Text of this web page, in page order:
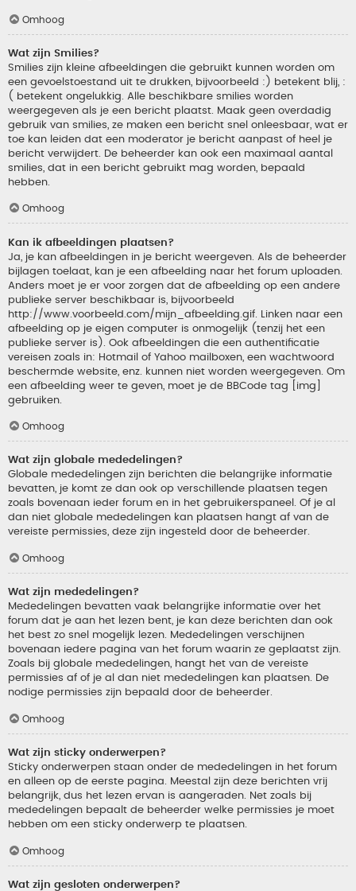
Omhoog
Wat zijn Smilies?
Smilies zijn kleine afbeeldingen die gebruikt kunnen worden om
een gevoelstoestand uit te drukken, bijvoorbeeld :) betekent blij, :
( betekent ongelukkig. Alle beschikbare smilies worden
weergegeven als je een bericht plaatst. Maak geen overdadig
gebruik van smilies, ze maken een bericht snel onleesbaar, wat er
toe kan leiden dat een moderator je bericht aanpast of heel je
bericht verwijdert. De beheerder kan ook een maximaal aantal
smilies, dat in een bericht gebruikt mag worden, bepaald
hebben.
Omhoog
Kan ik afbeeldingen plaatsen?
Ja, je kan afbeeldingen in je bericht weergeven. Als de beheerder
bijlagen toelaat, kan je een afbeelding naar het forum uploaden.
Anders moet je er voor zorgen dat de afbeelding op een andere
publieke server beschikbaar is, bijvoorbeeld
http://www.voorbeeld.com/mijn_afbeelding.gif. Linken naar een
afbeelding op je eigen computer is onmogelijk (tenzij het een
publieke server is). Ook afbeeldingen die een authentificatie
vereisen zoals in: Hotmail of Yahoo mailboxen, een wachtwoord
beschermde website, enz. kunnen niet worden weergegeven. Om
een afbeelding weer te geven, moet je de BBCode tag [img]
gebruiken.
Omhoog
Wat zijn globale mededelingen?
Globale mededelingen zijn berichten die belangrijke informatie
bevatten, je komt ze dan ook op verschillende plaatsen tegen
zoals bovenaan ieder forum en in het gebruikerspaneel. Of je al
dan niet globale mededelingen kan plaatsen hangt af van de
vereiste permissies, deze zijn ingesteld door de beheerder.
Omhoog
Wat zijn mededelingen?
Mededelingen bevatten vaak belangrijke informatie over het
forum dat je aan het lezen bent, je kan deze berichten dan ook
het best zo snel mogelijk lezen. Mededelingen verschijnen
bovenaan iedere pagina van het forum waarin ze geplaatst zijn.
Zoals bij globale mededelingen, hangt het van de vereiste
permissies af of je al dan niet mededelingen kan plaatsen. De
nodige permissies zijn bepaald door de beheerder.
Omhoog
Wat zijn sticky onderwerpen?
Sticky onderwerpen staan onder de mededelingen in het forum
en alleen op de eerste pagina. Meestal zijn deze berichten vrij
belangrijk, dus het lezen ervan is aangeraden. Net zoals bij
mededelingen bepaalt de beheerder welke permissies je moet
hebben om een sticky onderwerp te plaatsen.
Omhoog
Wat zijn gesloten onderwerpen?